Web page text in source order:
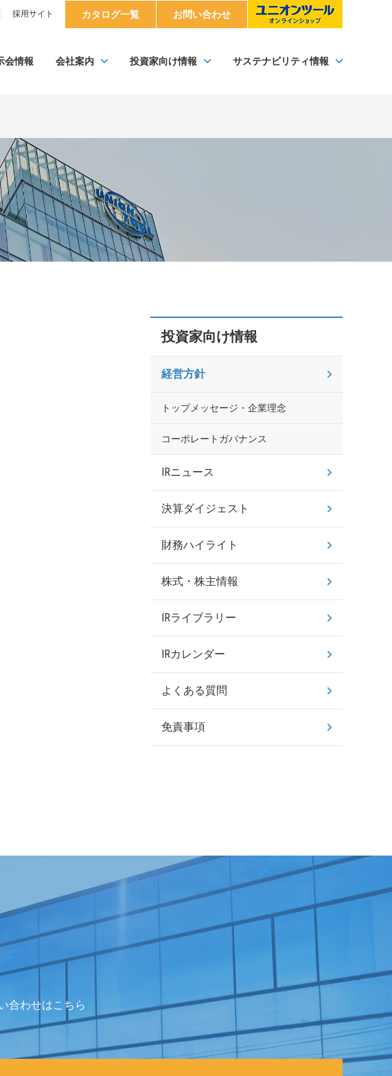
採用サイト カタログ一覧 お問い合わせ
会情報 会社案内 投資家向け情報 サステナビリティ情報
投資家向け情報
経営方針
トップメッセージ・企業理念
コーポレートガバナンス
IRニュース
決算ダイジェスト
財務ハイライト
株式・株主情報
IRライブラリー
IRカレンダー
よくある質問
免責事項
合わせはこちら